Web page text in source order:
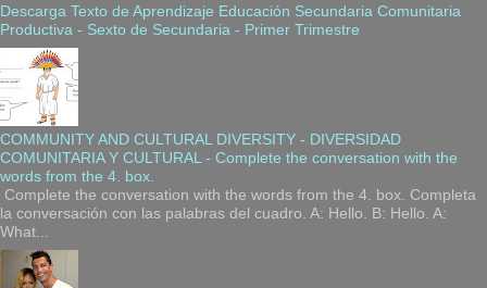
Descarga Texto de Aprendizaje Educación Secundaria Comunitaria
Productiva - Sexto de Secundaria - Primer Trimestre
COMMUNITY AND CULTURAL DIVERSITY - DIVERSIDAD
COMUNITARIA Y CULTURAL - Complete the conversation with the
words from the 4. box.
Complete the conversation with the words from the 4. box. Completa
la conversación con las palabras del cuadro. A: Hello. B: Hello. A:
What...